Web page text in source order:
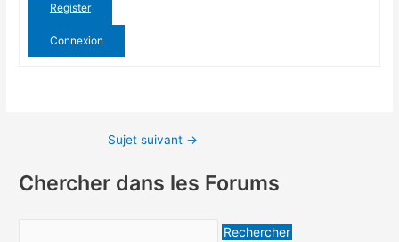
Register
Connexion
Sujet suivant →
Chercher dans les Forums